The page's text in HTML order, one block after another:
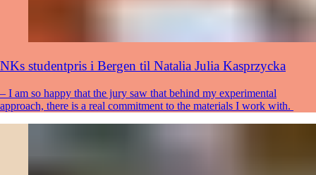
NKs studentpris i Bergen til Natalia Julia Kasprzycka
– I am so happy that the jury saw that behind my experimental
approach, there is a real commitment to the materials I work with.